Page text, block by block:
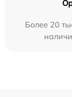
Более 20